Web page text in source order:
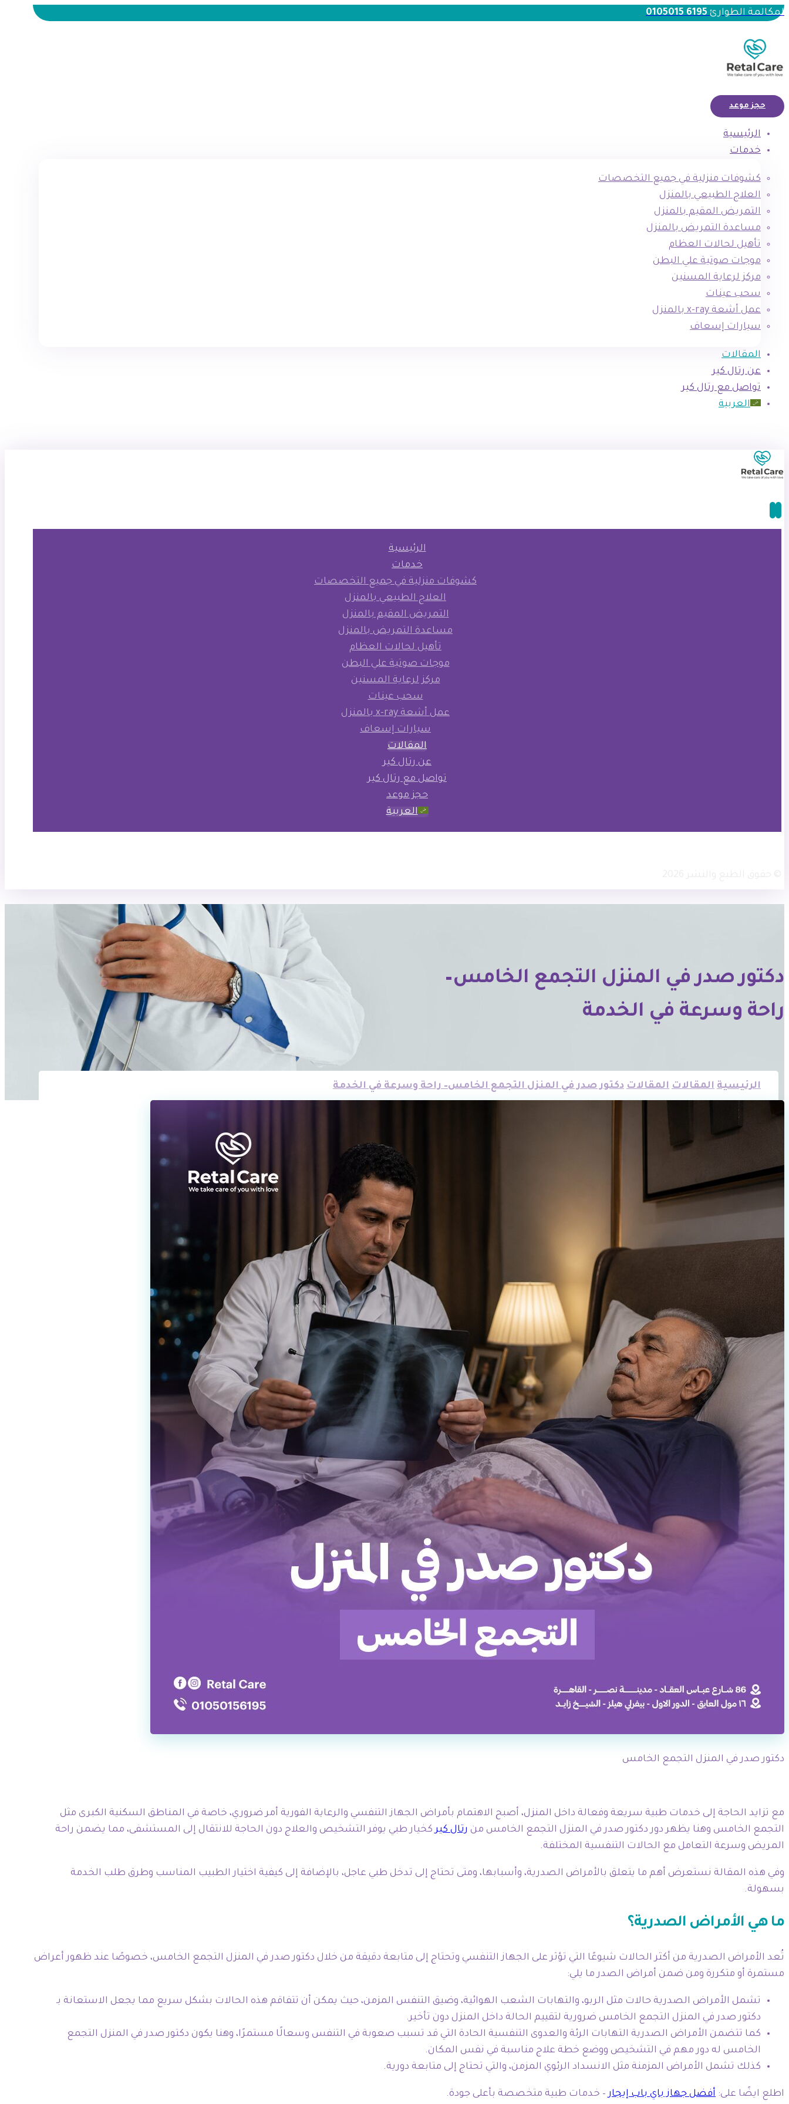
لمكالمة الطوارئ6195 0105015
حجز موعد
الرئيسية
خدمات
كشوفات منزلية في جميع التخصصات
العلاج الطبيعي بالمنزل
التمريض المقيم بالمنزل
مساعدة التمريض بالمنزل
تأهيل لحالات العظام
موجات صوتية علي البطن
مركز لرعاية المسنين
سحب عينات
عمل أشعة x-ray بالمنزل
سيارات إسعاف
المقالات
عن رتال كير
تواصل مع رتال كير
العربية
الرئيسية
خدمات
كشوفات منزلية في جميع التخصصات
العلاج الطبيعي بالمنزل
التمريض المقيم بالمنزل
مساعدة التمريض بالمنزل
تأهيل لحالات العظام
موجات صوتية علي البطن
مركز لرعاية المسنين
سحب عينات
عمل أشعة x-ray بالمنزل
سيارات إسعاف
المقالات
عن رتال كير
تواصل مع رتال كير
حجز موعد
العربية
دكتور صدر في المنزل التجمع الخامس–
راحة وسرعة في الخدمة
الرئيسية المقالات المقالات دكتور صدر في المنزل التجمع الخامس– راحة وسرعة في الخدمة
دكتور صدر في المنزل التجمع الخامس
مع تزايد الحاجة إلى خدمات طبية سريعة وفعالة داخل المنزل، أصبح الاهتمام بأمراض الجهاز التنفسي والرعاية الفورية أمر ضروري، خاصة في المناطق السكنية الكبرى مثل
التجمع الخامس وهنا يظهر دور دكتور صدر في المنزل التجمع الخامس من رتال كيركخيار طبي يوفر التشخيص والعلاج دون الحاجة للانتقال إلى المستشفى، مما يضمن راحة
المريض وسرعة التعامل مع الحالات التنفسية المختلفة.
وفي هذه المقالة نستعرض أهم ما يتعلق بالأمراض الصدرية، وأسبابها، ومتى تحتاج إلى تدخل طبي عاجل، بالإضافة إلى كيفية اختيار الطبيب المناسب وطرق طلب الخدمة
بسهولة.
ما هي الأمراض الصدرية؟
تُعد الأمراض الصدرية من أكثر الحالات شيوعًا التي تؤثر على الجهاز التنفسي وتحتاج إلى متابعة دقيقة من خلال دكتور صدر في المنزل التجمع الخامس، خصوصًا عند ظهور أعراض
مستمرة أو متكررة ومن ضمن أمراض الصدر ما يلي:
تشمل الأمراض الصدرية حالات مثل الربو، والتهابات الشعب الهوائية، وضيق التنفس المزمن، حيث يمكن أن تتفاقم هذه الحالات بشكل سريع مما يجعل الاستعانة بـ
دكتور صدر في المنزل التجمع الخامس ضرورية لتقييم الحالة داخل المنزل دون تأخير.
كما تتضمن الأمراض الصدرية التهابات الرئة والعدوى التنفسية الحادة التي قد تسبب صعوبة في التنفس وسعالًا مستمرًا، وهنا يكون دكتور صدر في المنزل التجمع
الخامس له دور مهم في التشخيص ووضع خطة علاج مناسبة في نفس المكان.
كذلك تشمل الأمراض المزمنة مثل الانسداد الرئوي المزمن، والتي تحتاج إلى متابعة دورية.
اطلع ايضًا على: أفضل جهاز باي باب إيجار– خدمات طبية متخصصة بأعلى جودة.